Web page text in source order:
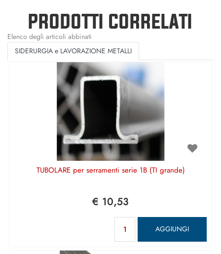
PRODOTTI CORRELATI
Elenco degli articoli abbinati
SIDERURGIA e LAVORAZIONE METALLI
TUBOLARE per serramenti serie 1B (TI grande)
€ 10,53
AGGIUNGI